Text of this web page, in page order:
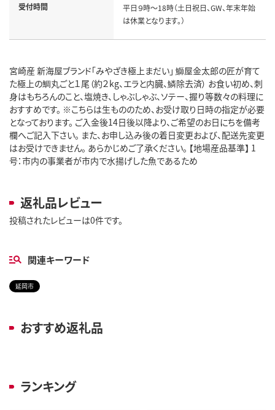
受付時間
平日９時～18時（土日祝日、GW、年末年始
は休業となります。）
宮崎産 新海屋ブランド「みやざき極上まだい」 鰤屋金太郎の匠が育て
た極上の鯛丸ごと１尾（約２kg、エラと内臓、鱗除去済） お食い初め、刺
身はもちろんのこと、塩焼き、しゃぶしゃぶ、ソテー、握り等数々の料理に
おすすめです。 ※こちらは生もののため、お受け取り日時の指定が必要
となっております。 ご入金後14日後以降より、ご希望のお日にちを備考
欄へご記入下さい。 また、お申し込み後の着日変更および、配送先変更
はお受けできません。 あらかじめご了承ください。 【地場産品基準】 1
号：市内の事業者が市内で水揚げした魚であるため
返礼品レビュー
投稿されたレビューは0件です。
関連キーワード
延岡市
おすすめ返礼品
ランキング